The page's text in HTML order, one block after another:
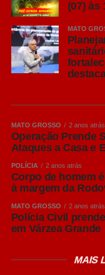
Durante uma eleição,
migra para notícias,
Isso significa que as
espaço muito mais
investindo em mídia
agir. Quando o
aumentaram, a
passado. As
mercado inteiro
Leia Também:
Flamengo seria
(07) às
MATO
MATO GROSSO 2 anos atrás
Operação Prende
Ataques a Casa e
POLÍCIA 2 anos atrás
Corpo de homem
à margem da
MATO GROSSO 2 anos atrás
Polícia Civil
em Várzea Grande
MAIS